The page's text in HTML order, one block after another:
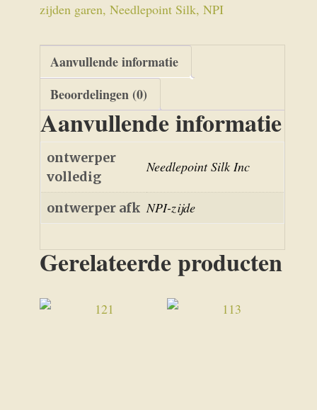
zijden garen, Needlepoint Silk, NPI
Aanvullende informatie
Beoordelingen (0)
Aanvullende informatie
ontwerper
volledig
Needlepoint Silk Inc
ontwerper afk NPI-zijde
Gerelateerde producten